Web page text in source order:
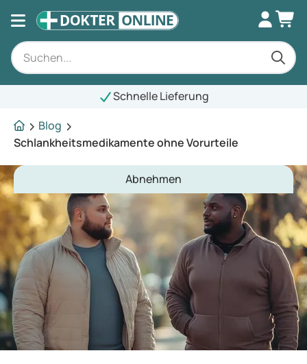
Schnelle Lieferung
Blog
Schlankheitsmedikamente ohne Vorurteile
Abnehmen